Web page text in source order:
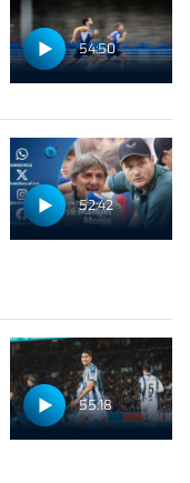
54:50
52:42
55:18